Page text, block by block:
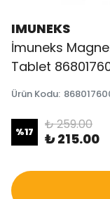
IMUNEKS
İmuneks
Tablet
Ürün Kodu:
%17 ₺ 259.00
₺ 215.00